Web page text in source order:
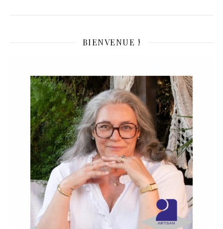
BIENVENUE !